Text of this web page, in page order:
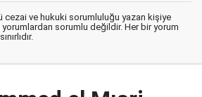
cezai ve hukuki sorumluluğu yazan kişiye
yorumlardan sorumlu değildir. Her bir yorum